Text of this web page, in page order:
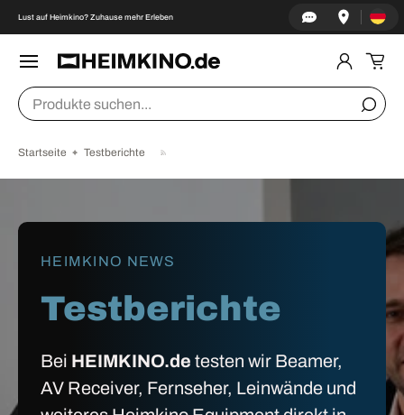
↵Zum Inhalt springen
↵Zum Menü springen
↵Fußzeile springen
↵Barrierefreiheits-Widget öffnen
DIREKT ZUM INHALT
Lust auf Heimkino? Zuhause mehr Erleben Land/
Suchen
Startseite Testberichte
HEIMKINO NEWS
Testberichte
Bei HEIMKINO.de testen wir Beamer,
AV Receiver, Fernseher, Leinwände und